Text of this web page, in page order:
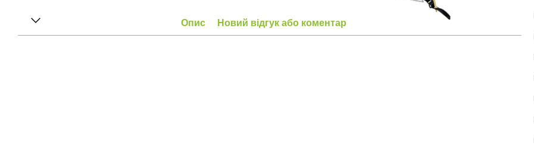
Опис Новий відгук або коментар